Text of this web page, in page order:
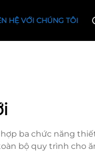
HỆ VỚI CHÚNG TÔI
ba chức năng
bộ quy trình cho